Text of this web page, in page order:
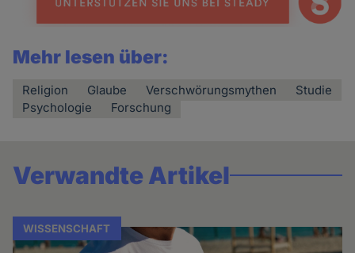
Mehr lesen über:
Religion Glaube Verschwörungsmythen
Studie
Psychologie
Forschung
Verwandte Artikel
WISSENSCHAFT